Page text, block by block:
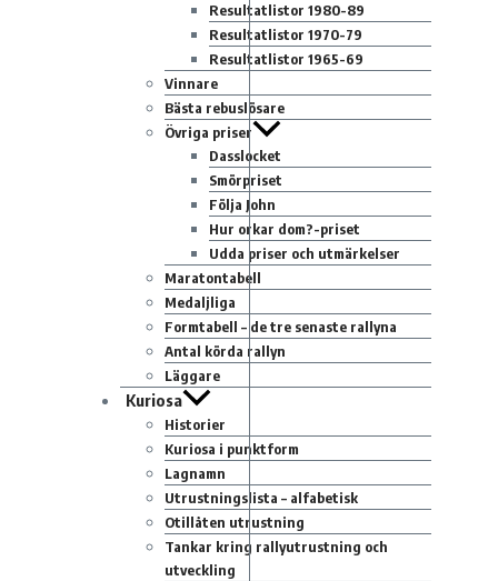
Resultatlistor 1980-89
Resultatlistor 1970-79
Resultatlistor 1965-69
Vinnare
Bästa rebuslösare
Övriga priser
Dasslocket
Smörpriset
Följa John
Hur orkar dom?-priset
Udda priser och utmärkelser
Maratontabell
Medaljliga
Formtabell – de tre senaste rallyna
Antal körda rallyn
Läggare
Kuriosa
Historier
Kuriosa i punktform
Lagnamn
Utrustningslista – alfabetisk
Otillåten utrustning
Tankar kring rallyutrustning och
utveckling